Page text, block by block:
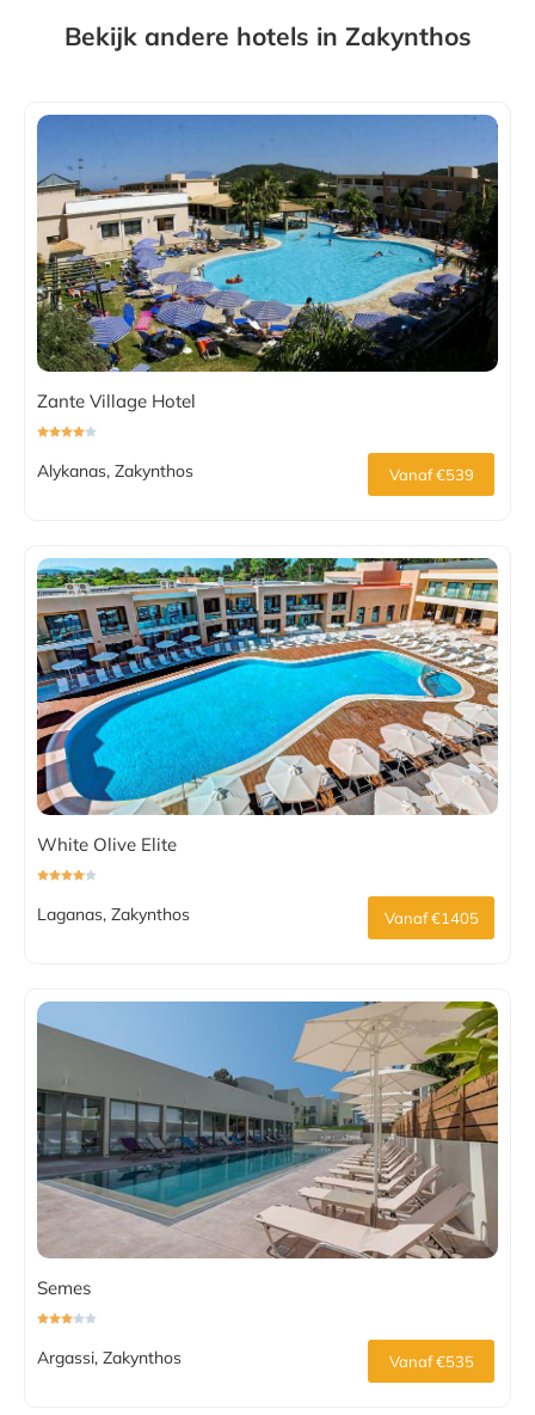
Bekijk andere hotels in Zakynthos
Zante Village Hotel
Alykanas, Zakynthos Vanaf €539
White Olive Elite
Laganas, Zakynthos Vanaf €1405
Semes
Argassi, Zakynthos Vanaf €535